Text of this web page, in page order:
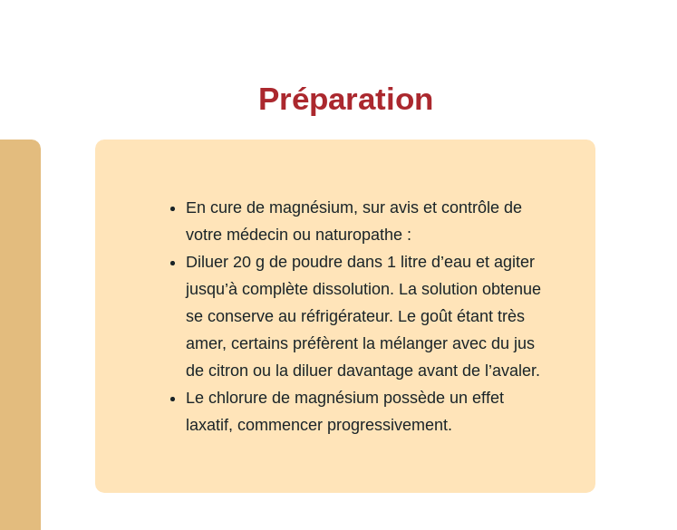
Préparation
En cure de magnésium, sur avis et contrôle de
votre médecin ou naturopathe :
Diluer 20 g de poudre dans 1 litre d’eau et agiter
jusqu’à complète dissolution. La solution obtenue
se conserve au réfrigérateur. Le goût étant très
amer, certains préfèrent la mélanger avec du jus
de citron ou la diluer davantage avant de l’avaler.
Le chlorure de magnésium possède un effet
laxatif, commencer progressivement.